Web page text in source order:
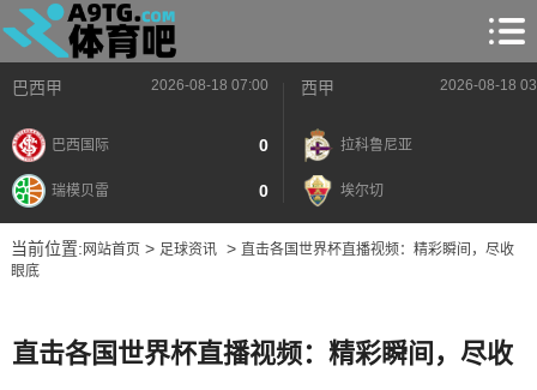
巴西甲 2026-08-18 07:00
巴西国际 0
瑞模贝雷 0
西甲 2026-08-18
拉科鲁尼亚
埃尔切
当前位置: 网站首页> 足球资讯> 直击各国世界杯直播视频：精彩瞬间，尽收
眼底
直击各国世界杯直播视频：精彩瞬间，尽收